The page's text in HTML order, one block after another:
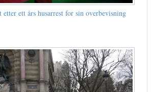
ett års husarrest for sin overbevisning